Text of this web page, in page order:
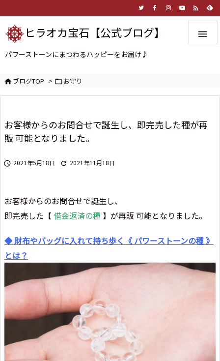


ヒラオカ宝石【公式ブログ】
パワーストーンにまつわるハッピーをお届け♪
ブログTOP > お守り
お客様からのお問合せで誕生し、即完売した種が再
販 可能となりました。
 2021年5月18日  2021年11月18日
お客様からのお問合せで誕生し、
即完売した【 借金返済の種 】が再販 可能となりました。
◆ 財布やバッグに入れて持ち歩く《 パワーストーンの種 》
とは？